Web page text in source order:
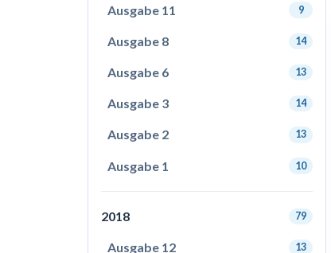
Ausgabe 11 9
Ausgabe 8 14
Ausgabe 6 13
Ausgabe 3 14
Ausgabe 2 13
Ausgabe 1 10
2018 79
Ausgabe 12 13